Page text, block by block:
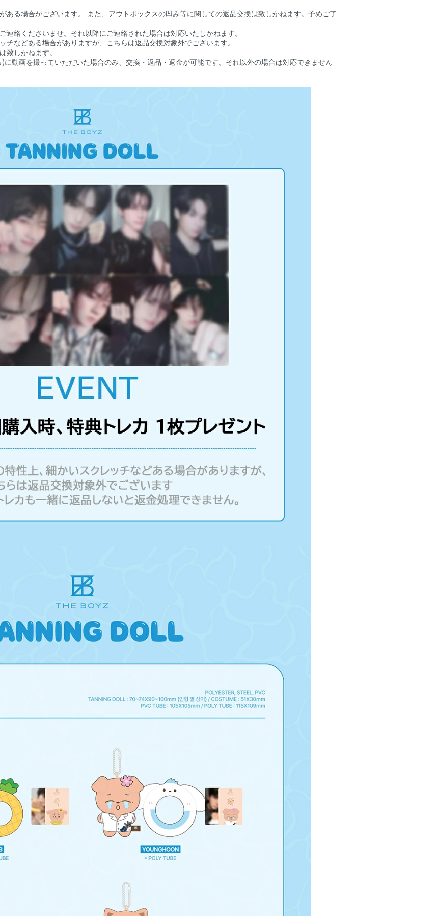
ある場合がございます。 また、アウトボックスの凹み等に関しての返品交換は致しかねます。予めご了
連絡くださいませ。それ以降にご連絡された場合は対応いたしかねます。
などある場合がありますが、こちらは返品交換対象外でございます。
致しかねます。
動画を撮っていただいた場合のみ、交換・返品・返金が可能です。それ以外の場合は対応できません